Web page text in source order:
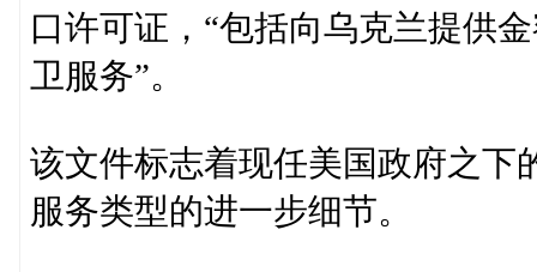
口许可证，“包括向乌克兰提供
卫服务”。
该文件标志着现任美国政府之下
服务类型的进一步细节。